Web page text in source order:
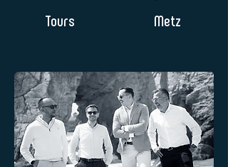
Tours
Metz